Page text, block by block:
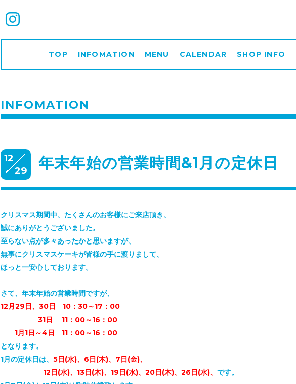
TOP INFOMATION MENU CALENDAR SHOP INFO
INFOMATION
12
29
年末年始の営業時間&1月の定休日
クリスマス期間中、たくさんのお客様にご来店頂き、
誠にありがとうございました。
至らない点が多々あったかと思いますが、
無事にクリスマスケーキが皆様の手に渡りまして、
ほっと一安心しております。
さて、年末年始の営業時間ですが、
12月29日、30日 10：30～17：00
31日 11：00～16：00
1月1日～4日 11：00～16：00
となります。
1月の定休日は、 5日(水)、6日(木)、7日(金)、
12日(水)、13日(木)、 19日(水)、20日(木)、26日(水)、 です。